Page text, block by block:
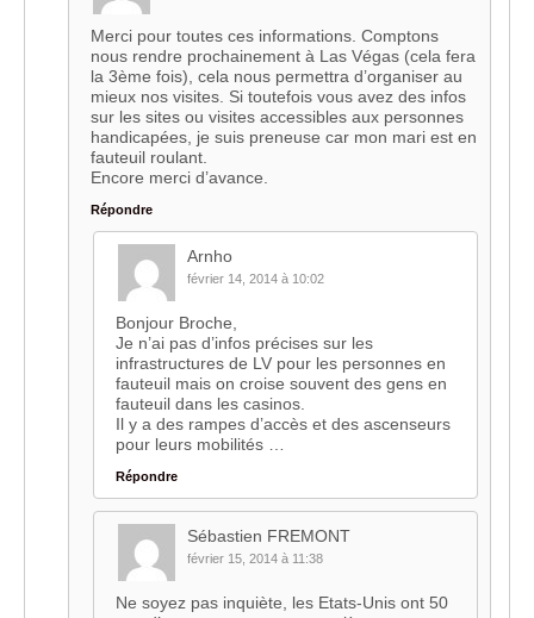
Merci pour toutes ces informations. Comptons
nous rendre prochainement à Las Végas (cela fera
la 3ème fois), cela nous permettra d’organiser au
mieux nos visites. Si toutefois vous avez des infos
sur les sites ou visites accessibles aux personnes
handicapées, je suis preneuse car mon mari est en
fauteuil roulant.
Encore merci d’avance.
Répondre
Arnho
février 14, 2014 à 10:02
Bonjour Broche,
Je n’ai pas d’infos précises sur les
infrastructures de LV pour les personnes en
fauteuil mais on croise souvent des gens en
fauteuil dans les casinos.
Il y a des rampes d’accès et des ascenseurs
pour leurs mobilités …
Répondre
Sébastien FREMONT
février 15, 2014 à 11:38
Ne soyez pas inquiète, les Etats-Unis ont 50